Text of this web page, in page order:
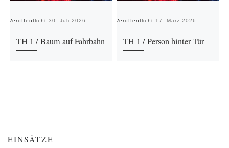
Veröffentlicht 30. Juli 2026
TH 1 / Baum auf Fahrbahn
Veröffentlicht 17. März 2026
TH 1 / Person hinter Tür
EINSÄTZE